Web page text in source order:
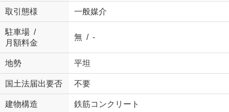
取引態様 一般媒介
駐車場 /
月額料金
無 / -
地勢 平坦
国土法届出要否 不要
建物構造 鉄筋コンクリート